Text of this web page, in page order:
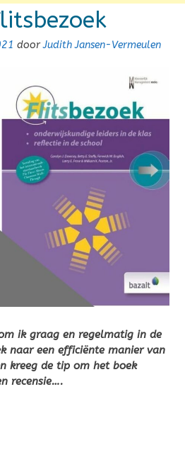
doorJudith Jansen-Vermeulen
ik graag en regelmatig in de
naar een efficiënte manier van
kreeg de tip om het boek
recensie….